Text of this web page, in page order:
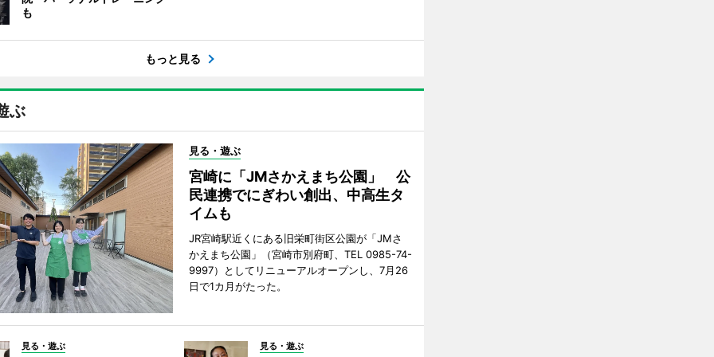
も
もっと見る
ぶ
見る・遊ぶ
宮崎に「JMさかえまち公園」 公
民連携でにぎわい創出、中高生タ
イムも
JR宮崎駅近くにある旧栄町街区公園が「JMさ
かえまち公園」（宮崎市別府町、TEL 0985-74-
9997）としてリニューアルオープンし、7月26
日で1カ月がたった。
見る・遊ぶ 見る・遊ぶ